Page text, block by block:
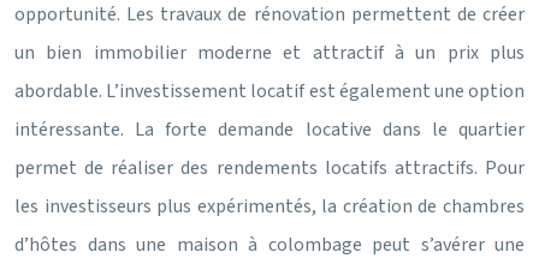
opportunité. Les travaux de rénovation permettent de créer
un bien immobilier moderne et attractif à un prix plus
abordable. L’investissement locatif est également une option
intéressante. La forte demande locative dans le quartier
permet de réaliser des rendements locatifs attractifs. Pour
les investisseurs plus expérimentés, la création de chambres
d’hôtes dans une maison à colombage peut s’avérer une